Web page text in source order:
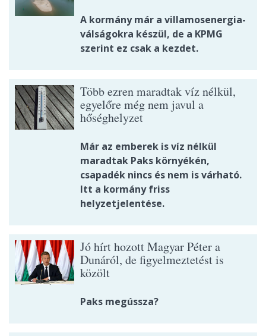
A kormány már a villamosenergia-
válságokra készül, de a KPMG
szerint ez csak a kezdet.
Több ezren maradtak víz nélkül,
egyelőre még nem javul a
hőséghelyzet
Már az emberek is víz nélkül
maradtak Paks környékén,
csapadék nincs és nem is várható.
Itt a kormány friss
helyzetjelentése.
Jó hírt hozott Magyar Péter a
Dunáról, de figyelmeztetést is
közölt
Paks megússza?